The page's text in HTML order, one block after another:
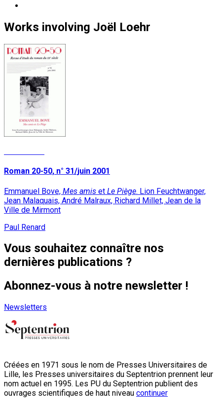
Works involving Joël Loehr
Roman 20-50, n° 31/juin 2001
Emmanuel Bove, Mes amis et Le Piège. Lion Feuchtwanger,
Jean Malaquais, André Malraux, Richard Millet, Jean de la
Ville de Mirmont
Paul Renard
Vous souhaitez connaître nos
dernières publications ?
Abonnez-vous à notre newsletter !
Newsletters
Créées en 1971 sous le nom de Presses Universitaires de
Lille, les Presses universitaires du Septentrion prennent leur
nom actuel en 1995. Les PU du Septentrion publient des
ouvrages scientifiques de haut niveau continuer